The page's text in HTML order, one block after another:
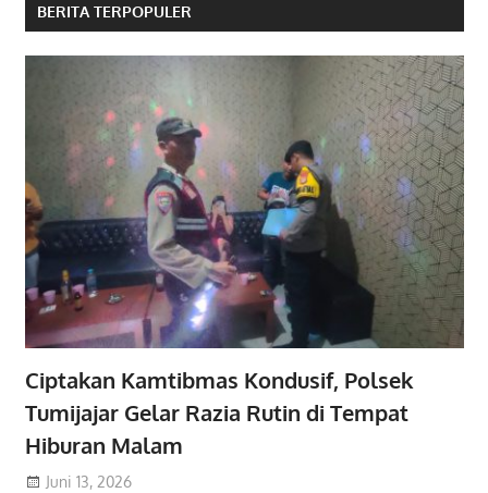
BERITA TERPOPULER
Ciptakan Kamtibmas Kondusif, Polsek
Tumijajar Gelar Razia Rutin di Tempat
Hiburan Malam
Juni 13, 2026